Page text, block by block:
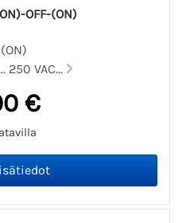
OFF-(ON)
VAC...
€